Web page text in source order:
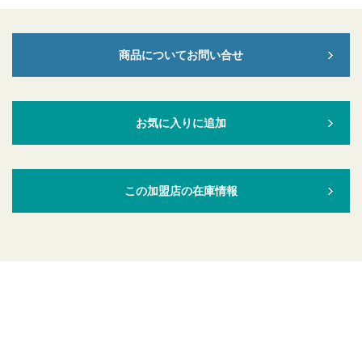
商品についてお問い合せ
お気に入りに追加
この加盟店の在庫情報